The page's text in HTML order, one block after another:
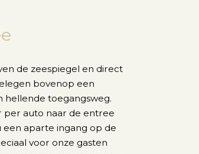
de zeespiegel en direct
bovenop een
hellende toegangsweg.
per auto naar de entree
een aparte ingang op de
voor onze gasten